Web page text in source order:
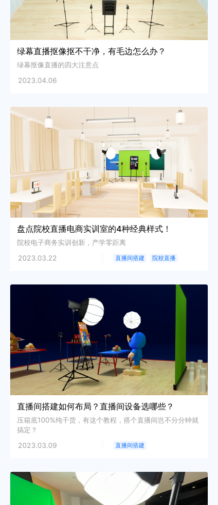
绿幕直播抠像抠不干净，有毛边怎么办？
绿幕抠像直播的四大注意点
2023.04.06
盘点院校直播电商实训室的4种经典样式！
院校电子商务实训创新，产学零距离
2023.03.22
直播间搭建 院校直播
直播间搭建如何布局？直播间设备选哪些？
压箱底100%纯干货，有这个教程，搭个直播间岂不分分钟就
搞定？
2023.03.09
直播间搭建